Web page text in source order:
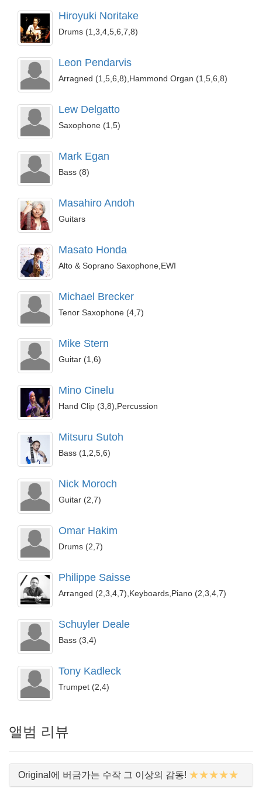
Hiroyuki Noritake
Drums (1,3,4,5,6,7,8)
Leon Pendarvis
Arragned (1,5,6,8),Hammond Organ (1,5,6,8)
Lew Delgatto
Saxophone (1,5)
Mark Egan
Bass (8)
Masahiro Andoh
Guitars
Masato Honda
Alto & Soprano Saxophone,EWI
Michael Brecker
Tenor Saxophone (4,7)
Mike Stern
Guitar (1,6)
Mino Cinelu
Hand Clip (3,8),Percussion
Mitsuru Sutoh
Bass (1,2,5,6)
Nick Moroch
Guitar (2,7)
Omar Hakim
Drums (2,7)
Philippe Saisse
Arranged (2,3,4,7),Keyboards,Piano (2,3,4,7)
Schuyler Deale
Bass (3,4)
Tony Kadleck
Trumpet (2,4)
앨범 리뷰
Original에 버금가는 수작 그 이상의 감동! ★★★★★